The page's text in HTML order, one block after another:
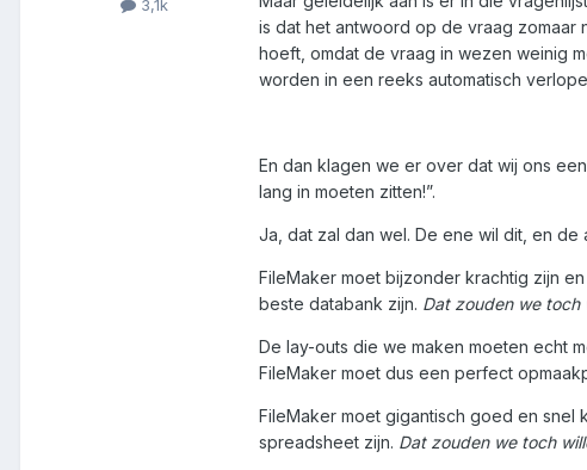
3,1k
is dat het antwoord op de vraag zomaar
hoeft, omdat de vraag in wezen weinig
worden in een reeks automatisch
En dan klagen we er over dat wij ons
lang in moeten zitten!”.
Ja, dat zal dan wel. De ene wil dit, en de
FileMaker moet bijzonder krachtig zijn
beste databank zijn. Dat zouden we toch
De lay-outs die we maken moeten echt
FileMaker moet dus een perfect
FileMaker moet gigantisch goed en
spreadsheet zijn. Dat zouden we toch